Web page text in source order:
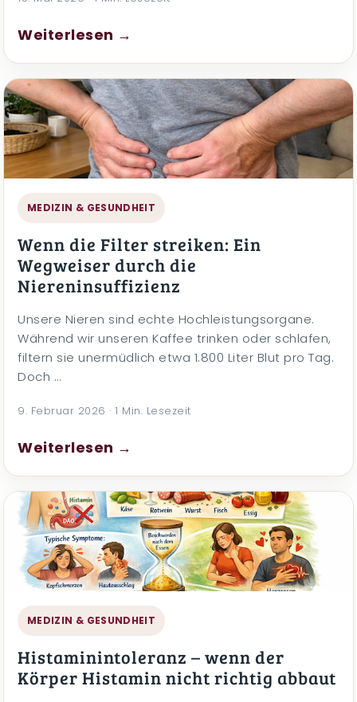
Weiterlesen →
MEDIZIN & GESUNDHEIT
Wenn die Filter streiken: Ein
Wegweiser durch die
Niereninsuffizienz
Unsere Nieren sind echte Hochleistungsorgane.
Während wir unseren Kaffee trinken oder schlafen,
filtern sie unermüdlich etwa 1.800 Liter Blut pro Tag.
Doch …
9. Februar 2026 · 1 Min. Lesezeit
Weiterlesen →
MEDIZIN & GESUNDHEIT
Histaminintoleranz – wenn der
Körper Histamin nicht richtig abbaut